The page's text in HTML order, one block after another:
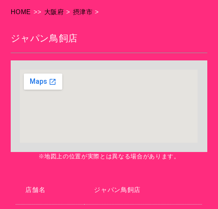
HOME >> 大阪府 > 摂津市 >
ジャパン鳥飼店
※地図上の位置が実際とは異なる場合があります。
店舗名 ジャパン鳥飼店